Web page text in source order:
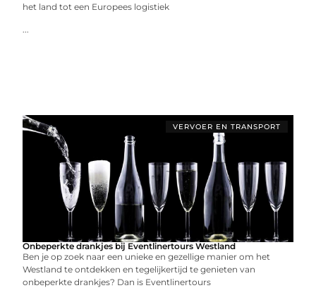
het land tot een Europees logistiek
...
VERVOER EN TRANSPORT
Onbeperkte drankjes bij Eventlinertours Westland
Ben je op zoek naar een unieke en gezellige manier om het
Westland te ontdekken en tegelijkertijd te genieten van
onbeperkte drankjes? Dan is Eventlinertours